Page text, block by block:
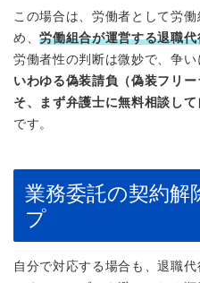
この場合は、労働者として労
め、労働組合が運営する退職
労働者性の判断は微妙で、争い
いわゆる偽装請負（偽装フリ
そ、まず弁護士に無料相談し
です。
業務委託の契約解
プ
自分で対応する場合も、退職